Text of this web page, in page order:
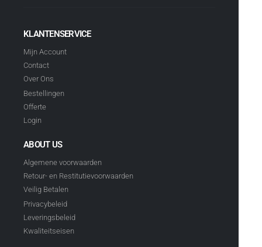
KLANTENSERVICE
Mijn Account
Contact
Over Ons
Bestellingen
Offerte
Login
ABOUT US
Algemene voorwaarden
Retour- en Restitutievoorwaarden
Veilig Betalen
Privacybeleid
Leveringsbeleid
Kwaliteitseisen